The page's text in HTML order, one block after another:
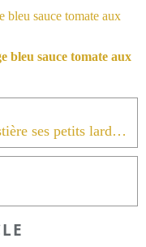
bleu sauce tomate aux
Tagliatelles poêlées à l'huile Forestière ses petits lardons au poivre noir de Cubèbe